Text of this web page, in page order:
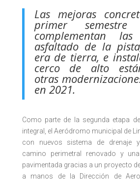
Las mejoras
primer
complementan
asfaltado de la
era de tierra, e
cerco de alto
otras
en 2021.
Como parte de la segunda etapa
integral, el Aeródromo municipal de
con nuevos sistema de drenaje
camino perimetral renovado y
pavimentada gracias a un proyecto
a manos de la Dirección de